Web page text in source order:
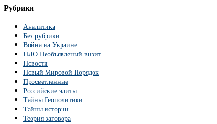
Рубрики
Аналитика
Без рубрики
Война на Украине
НЛО Необъявленый визит
Новости
Новый Мировой Порядок
Просветленные
Российские элиты
Тайны Геополитики
Тайны истории
Теория заговора